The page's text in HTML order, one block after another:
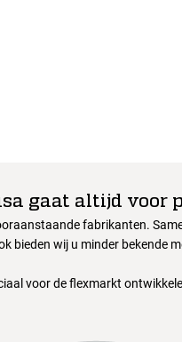
gaat altijd voor
fabrikanten.
bieden wij u minder bekende
voor de flexmarkt